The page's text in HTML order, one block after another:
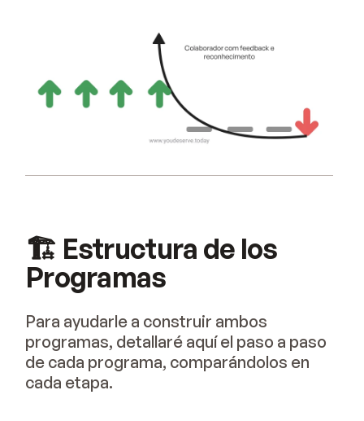
🏗️ Estructura de los
Programas
Para ayudarle a construir ambos
programas, detallaré aquí el paso a paso
de cada programa, comparándolos en
cada etapa.